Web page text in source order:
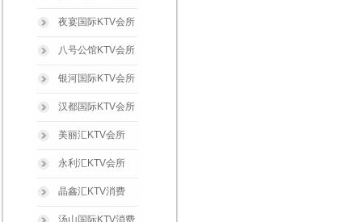
夜宴国际KTV会所
八号公馆KTV会所
银河国际KTV会所
汉都国际KTV会所
美丽汇KTV会所
永利汇KTV会所
晶鑫汇KTV消费
汤山国际KTV消费